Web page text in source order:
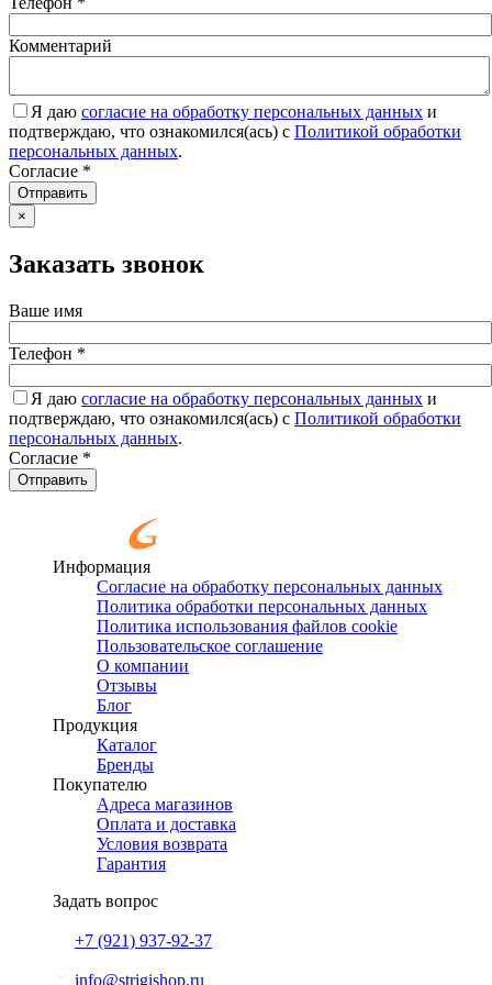
Комментарий
Я даю согласие на обработку персональных данных и
подтверждаю, что ознакомился(ась) с Политикой обработки
персональных данных.
Согласие *
Отправить
×
Заказать звонок
Ваше имя
Телефон *
Я даю согласие на обработку персональных данных и
подтверждаю, что ознакомился(ась) с Политикой обработки
персональных данных.
Согласие *
Отправить
Информация
Согласие на обработку персональных данных
Политика обработки персональных данных
Политика использования файлов cookie
Пользовательское соглашение
О компании
Отзывы
Блог
Продукция
Каталог
Бренды
Покупателю
Адреса магазинов
Оплата и доставка
Условия возврата
Гарантия
Задать вопрос
+7 (921) 937-92-37
info@strigishop.ru